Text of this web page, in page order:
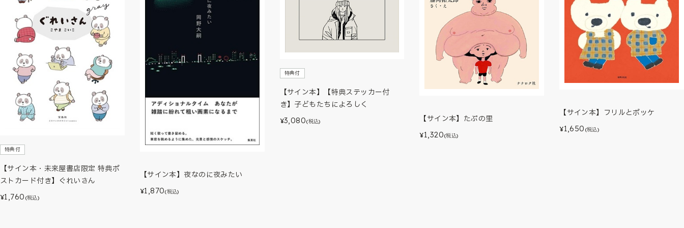
特典付
【サイン本・未来屋書店限定 特典ポ
ストカード付き】ぐれいさん
¥1,760 (税込)
【サイン本】夜なのに夜みたい
¥1,870(税込)
特典付
【サイン本】【特典ステッカー付
き】子どもたちによろしく
¥3,080(税込) 【サイン本】たぷの里
¥1,320(税込)
【サイン本】フリルとポッケ
¥1,650 (税込)